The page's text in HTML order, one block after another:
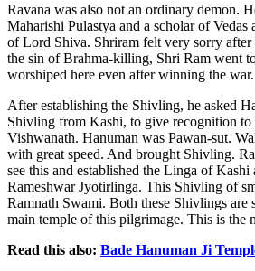
Ravana was also not an ordinary demon.
Maharishi Pulastya and a scholar of Vedas
of Lord Shiva. Shriram felt very sorry
the sin of Brahma-killing, Shri Ram went
worshiped here even after winning the war.
After establishing the Shivling, he asked
Shivling from Kashi, to give recognition to
Vishwanath. Hanuman was Pawan-sut.
with great speed. And brought Shivling.
see this and established the Linga of
Rameshwar Jyotirlinga. This Shivling of
Ramnath Swami. Both these Shivlings are
main temple of this pilgrimage. This is the
Read this also: Bade Hanuman Ji